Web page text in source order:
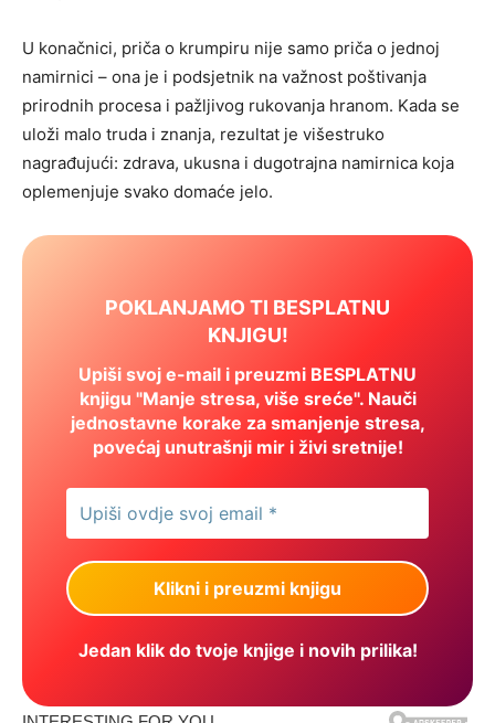
U konačnici, priča o krumpiru nije samo priča o jednoj
namirnici – ona je i podsjetnik na važnost poštivanja
prirodnih procesa i pažljivog rukovanja hranom. Kada se
uloži malo truda i znanja, rezultat je višestruko
nagrađujući: zdrava, ukusna i dugotrajna namirnica koja
oplemenjuje svako domaće jelo.
POKLANJAMO TI BESPLATNU
KNJIGU!
Upiši svoj e-mail i preuzmi BESPLATNU
knjigu "Manje stresa, više sreće". Nauči
jednostavne korake za smanjenje stresa,
povećaj unutrašnji mir i živi sretnije!
Jedan klik do tvoje knjige i novih prilika!